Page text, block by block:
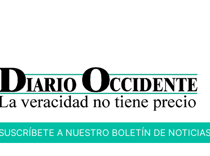
A NUESTRO BOLETÍN DE